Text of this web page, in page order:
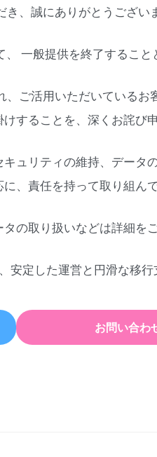
、誠にありがとうござい
、 一般提供を終了すること
ご活用いただいているお
することを、深くお詫び申
ュリティの維持、データの
、責任を持って取り組んで
の取り扱いなどは詳細を
定した運営と円滑な移行
お問い合わ